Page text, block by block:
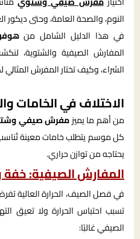
النوم، والصحة العامة، وحتى ديكور
في هذا الدليل الشامل من
المفارش الصيفية والشتوية،
الشراء، وكيف تختار المفرش
الاختلاف في الخامات
من أهم ما يميزمفرش صيفي
كل موسم يتطلب خامات معينة
يحتاجه من توازن حراري.
المفارش الصيفية: خفة
في فصل الصيف، الحرارة العالية
تسبب احتباس الحرارة ولا تعيق
الصيفي غالبًا: